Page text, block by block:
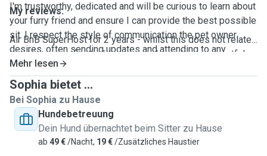
I'm trustworthy, dedicated and will be curious to learn about
your furry friend and ensure I can provide the best possible
sit. I respect the style of communication the pet owner
desires, often sending updates and attending to any
specific needs of the animal in question.
My reviews:
Air BnB SuperHost for 2 years - whilst this does not relate
to taking care of pets, I can assure I am clean, respectful
and punctual.
I hope to hear from you soon!
Mehr lesen
Sophia bietet ...
Bei Sophia zu Hause
Hundebetreuung
Dein Hund übernachtet beim Sitter zu Hause
ab 49 €/Nacht, 19 €/Zusätzliches Haustier